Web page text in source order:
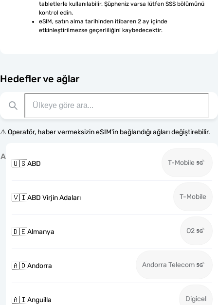
tabletlerle kullanılabilir. Şüpheniz varsa lütfen SSS bölümünü
kontrol edin.
eSIM, satın alma tarihinden itibaren 2 ay içinde
etkinleştirilmezse geçerliliğini kaybedecektir.
Hedefler ve ağlar
⚠️ Operatör, haber vermeksizin eSIM'in bağlandığı ağları değiştirebilir.
A
🇺🇸ABD T-Mobile
🇻🇮ABD Virjin Adaları T-Mobile
🇩🇪Almanya O2
🇦🇩Andorra Andorra Telecom
🇦🇮Anguilla Digicel